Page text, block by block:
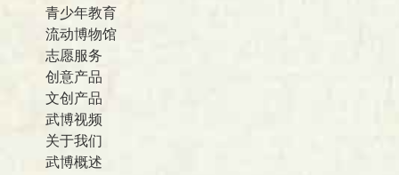
青少年教育
流动博物馆
志愿服务
创意产品
文创产品
武博视频
关于我们
武博概述